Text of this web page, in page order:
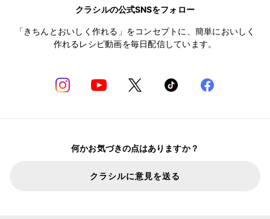
クラシルの公式SNSをフォロー
「きちんとおいしく作れる」をコンセプトに、簡単においしく
作れるレシピ動画を毎日配信しています。
何かお気づきの点はありますか？
クラシルに意見を送る